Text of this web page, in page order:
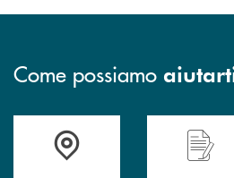
Come possiamo
Accedi all' elenco completo delle filiali
Hai bisogno